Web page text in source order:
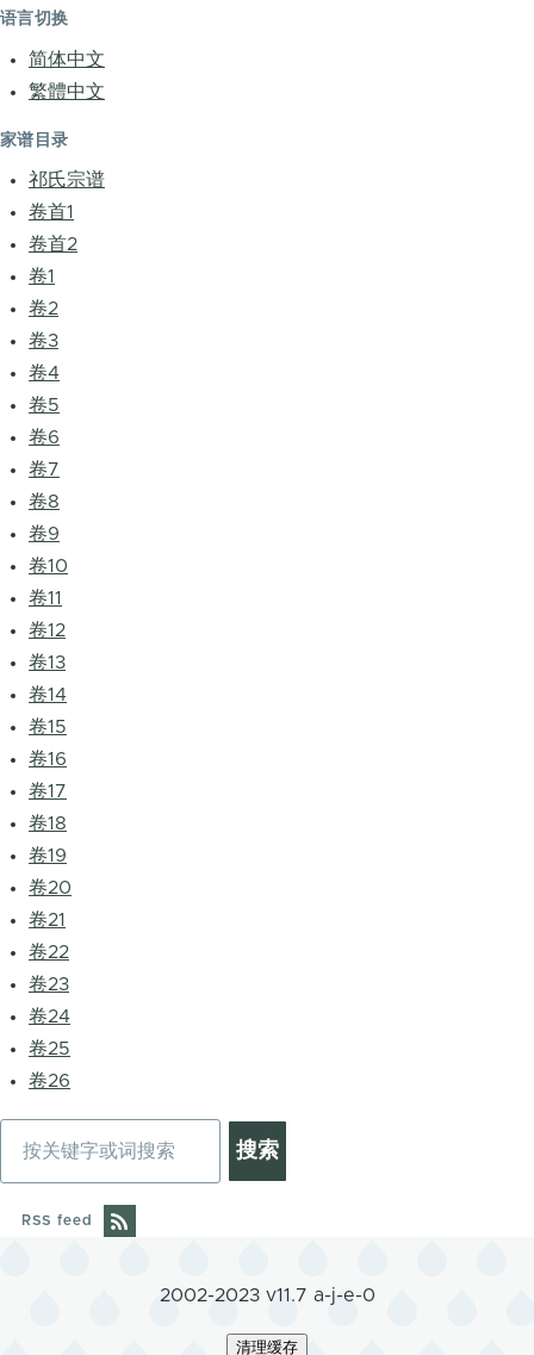
语言切换
简体中文
繁體中文
家谱目录
祁氏宗谱
卷首1
卷首2
卷1
卷2
卷3
卷4
卷5
卷6
卷7
卷8
卷9
卷10
卷11
卷12
卷13
卷14
卷15
卷16
卷17
卷18
卷19
卷20
卷21
卷22
卷23
卷24
卷25
卷26
RSS feed
2002-2023 v11.7 a-j-e-0